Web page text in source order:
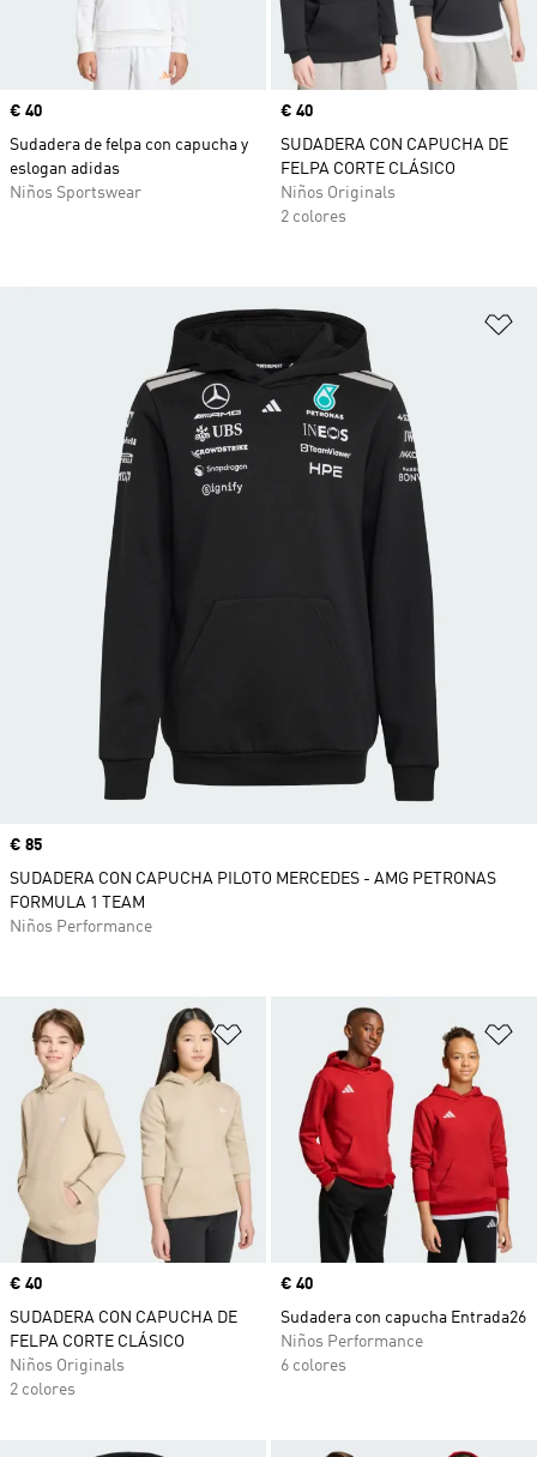
Precio
€ 40
Sudadera de felpa con capucha y
eslogan adidas
Niños Sportswear
Precio
€ 40
SUDADERA CON CAPUCHA DE
FELPA CORTE CLÁSICO
Niños Originals
2 colores
Añadir a la lista de deseos
Precio
€ 40
SUDADERA CON CAPUCHA DE
FELPA CORTE CLÁSICO
Niños Originals
2 colores
Precio
€ 40
Sudadera con capucha Entrada26
Niños Performance
6 colores
Precio
€ 85
SUDADERA CON CAPUCHA PILOTO MERCEDES - AMG PETRONAS
FORMULA 1 TEAM
Niños Performance